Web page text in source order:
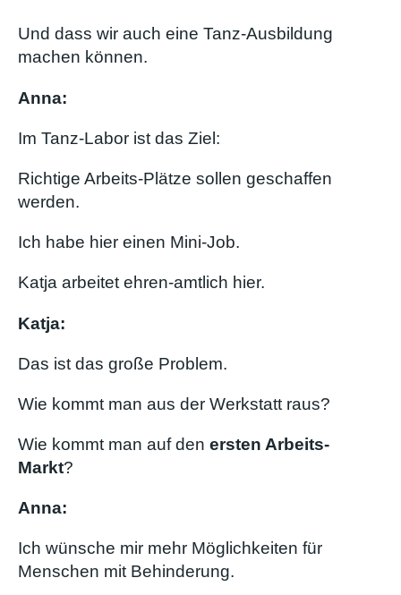
Und dass wir auch eine Tanz-Ausbildung
machen können.
Anna:
Im Tanz-Labor ist das Ziel:
Richtige Arbeits-Plätze sollen geschaffen
werden.
Ich habe hier einen Mini-Job.
Katja arbeitet ehren-amtlich hier.
Katja:
Das ist das große Problem.
Wie kommt man aus der Werkstatt raus?
Wie kommt man auf den ersten Arbeits-
Markt?
Anna:
Ich wünsche mir mehr Möglichkeiten für
Menschen mit Behinderung.